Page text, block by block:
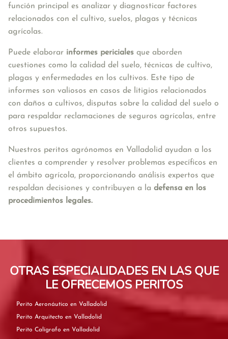
función principal es analizar y diagnosticar factores
relacionados con el cultivo, suelos, plagas y técnicas
agrícolas.
Puede elaborar informes periciales que aborden
cuestiones como la calidad del suelo, técnicas de cultivo,
plagas y enfermedades en los cultivos. Este tipo de
informes son valiosos en casos de litigios relacionados
con daños a cultivos, disputas sobre la calidad del suelo o
para respaldar reclamaciones de seguros agrícolas, entre
otros supuestos.
Nuestros peritos agrónomos en Valladolid ayudan a los
clientes a comprender y resolver problemas específicos en
el ámbito agrícola, proporcionando análisis expertos que
respaldan decisiones y contribuyen a la defensa en los
procedimientos legales.
OTRAS ESPECIALIDADES EN LAS QUE
LE OFRECEMOS PERITOS
Perito Aeronáutico en Valladolid
Perito Arquitecto en Valladolid
Perito Calígrafo en Valladolid